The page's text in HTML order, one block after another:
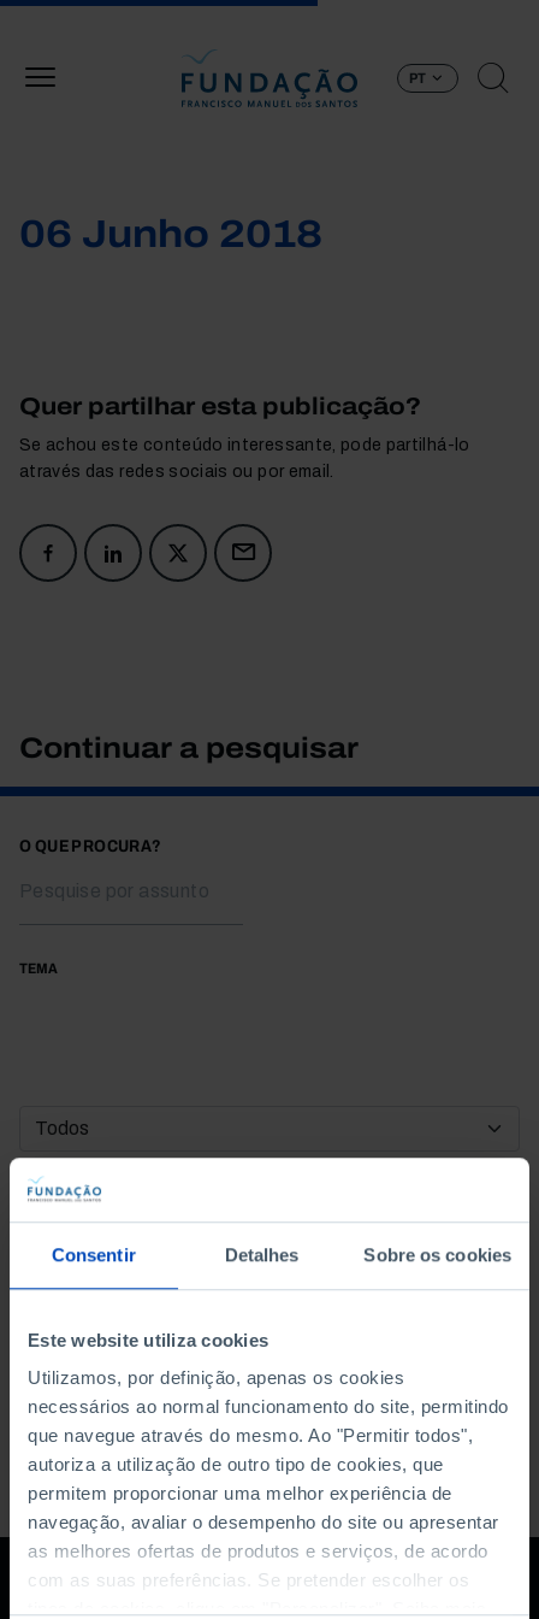
Consentir Detalhes Sobre os cookies
Este website utiliza cookies
Utilizamos, por definição, apenas os cookies
necessários ao normal funcionamento do site, permitindo
que navegue através do mesmo. Ao "Permitir todos",
autoriza a utilização de outro tipo de cookies, que
permitem proporcionar uma melhor experiência de
navegação, avaliar o desempenho do site ou apresentar
as melhores ofertas de produtos e serviços, de acordo
com as suas preferências. Se pretender escolher os
PT
06 Junho 2018
Quer partilhar esta publicação?
Se achou este conteúdo interessante, pode partilhá-lo
através das redes sociais ou por email.
Continuar a pesquisar
O QUE PROCURA?
TEMA
DATA DE INÍCIO
DATA DE FIM